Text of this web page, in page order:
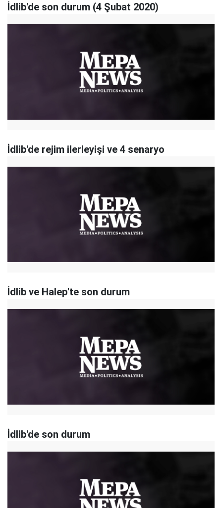
İdlib'de son durum (4 Şubat 2020)
İdlib'de rejim ilerleyişi ve 4 senaryo
İdlib ve Halep'te son durum
İdlib'de son durum